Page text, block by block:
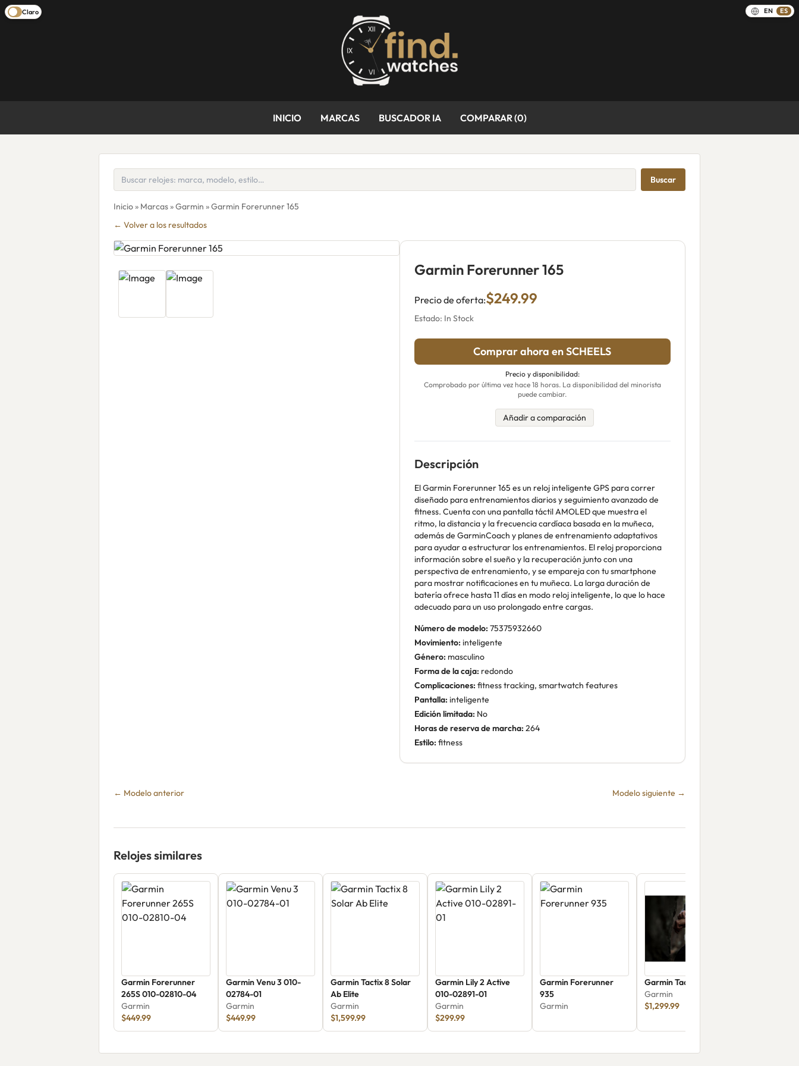
Claro EN ES
INICIO MARCAS BUSCADOR IA COMPARAR (0)
Buscar
Inicio» Marcas»Garmin » Garmin Forerunner 165
← Volver a los resultados
Garmin Forerunner 165
Precio de oferta:$249.99
Estado: In Stock
Comprar ahora en SCHEELS
Precio y disponibilidad:
Comprobado por última vez hace 18 horas. La disponibilidad del minorista
puede cambiar.
Añadir a comparación
Descripción
El Garmin Forerunner 165 es un reloj inteligente GPS para correr
diseñado para entrenamientos diarios y seguimiento avanzado de
fitness. Cuenta con una pantalla táctil AMOLED que muestra el
ritmo, la distancia y la frecuencia cardíaca basada en la muñeca,
además de GarminCoach y planes de entrenamiento adaptativos
para ayudar a estructurar los entrenamientos. El reloj proporciona
información sobre el sueño y la recuperación junto con una
perspectiva de entrenamiento, y se empareja con tu smartphone
para mostrar notificaciones en tu muñeca. La larga duración de
batería ofrece hasta 11 días en modo reloj inteligente, lo que lo hace
adecuado para un uso prolongado entre cargas.
Número de modelo: 75375932660
Movimiento: inteligente
Género: masculino
Forma de la caja: redondo
Complicaciones: fitness tracking, smartwatch features
Pantalla: inteligente
Edición limitada: No
Horas de reserva de marcha: 264
Estilo: fitness
← Modelo anterior Modelo siguiente →
Relojes similares
Garmin Forerunner
265S 010-02810-04
Garmin
$449.99
Garmin Venu 3 010-
02784-01
Garmin
$449.99
Garmin Tactix 8 Solar
Ab Elite
Garmin
$1,599.99
Garmin Lily 2 Active
010-02891-01
Garmin
$299.99
Garmin Forerunner
935
Garmin
Garmin Tactix 8
Garmin
$1,299.99